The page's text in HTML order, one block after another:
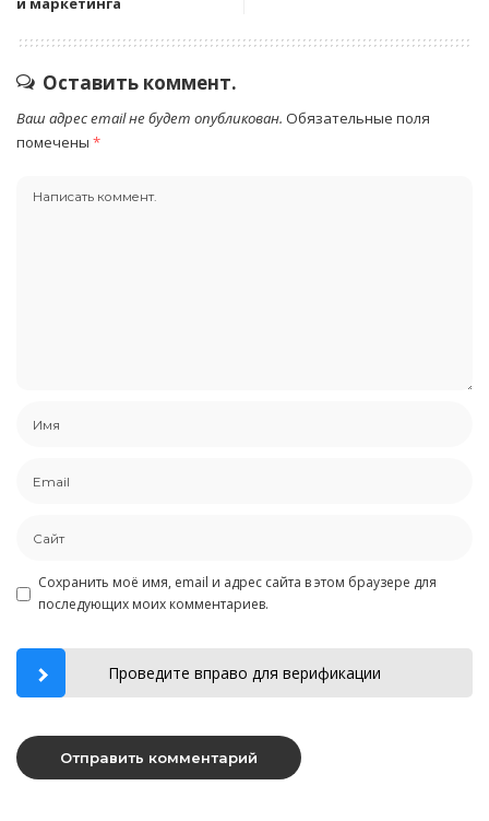
Оставить коммент.
Ваш адрес email не будет опубликован. Обязательные поля
помечены *
Сохранить моё имя, email и адрес сайта в этом браузере для
последующих моих комментариев.
Проведите вправо для верификации